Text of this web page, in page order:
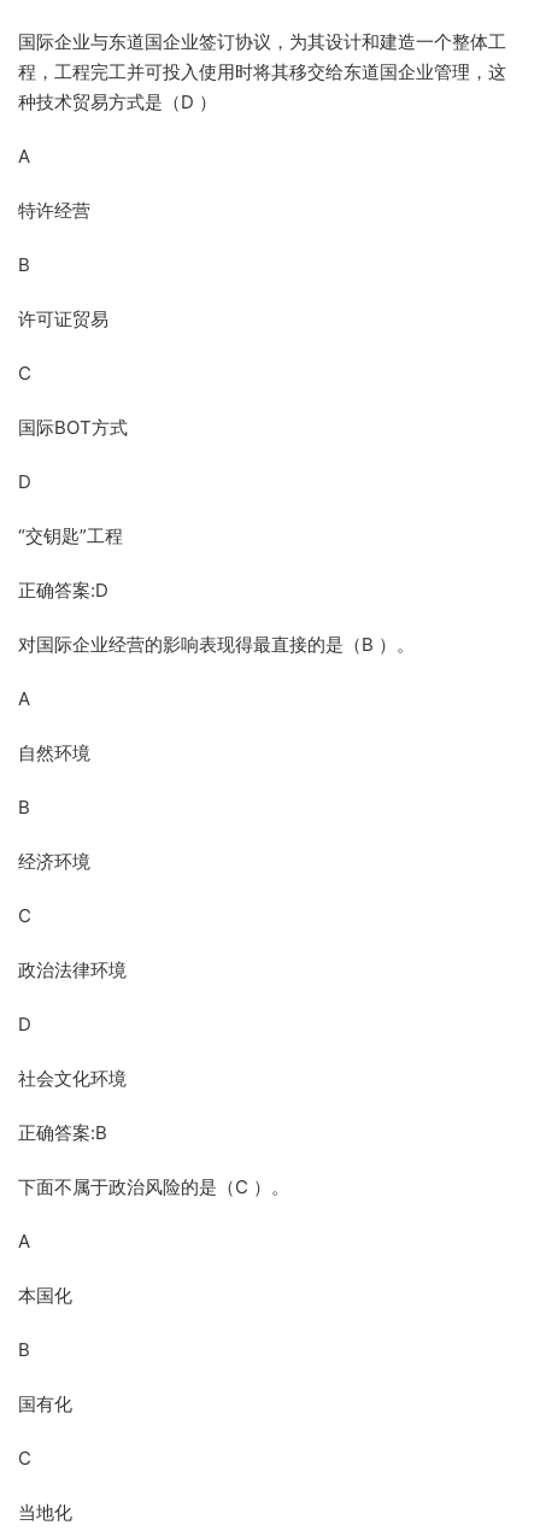
国际企业与东道国企业签订协议，为其设计和建造一个整体工
程，工程完工并可投入使用时将其移交给东道国企业管理，这
种技术贸易方式是（D ）
A
特许经营
B
许可证贸易
C
国际BOT方式
D
“交钥匙”工程
正确答案:D
对国际企业经营的影响表现得最直接的是（B ）。
A
自然环境
B
经济环境
C
政治法律环境
D
社会文化环境
正确答案:B
下面不属于政治风险的是（C ）。
A
本国化
B
国有化
C
当地化